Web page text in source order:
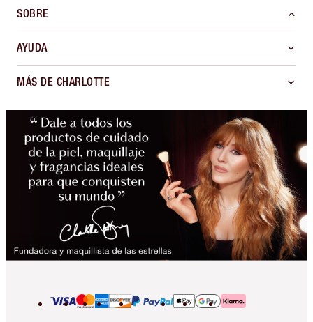
SOBRE
AYUDA
MÁS DE CHARLOTTE